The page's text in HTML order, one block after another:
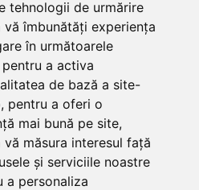
tehnologii de urmărire
vă îmbunătăți experiența
în următoarele
pentru a activa
de bază a site-
, pentru a oferi o
mai bună pe site,
vă măsura interesul față
și serviciile noastre
a personaliza
5, Bucuresti
13176/1991